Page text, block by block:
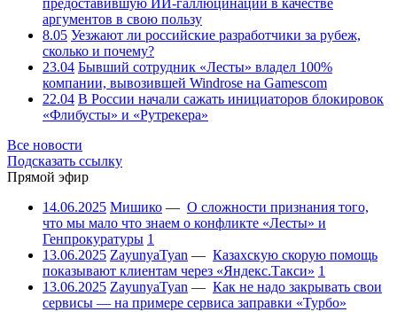
предоставившую ИИ-галлюцинации в качестве
аргументов в свою пользу
8.05 Уезжают ли российские разработчики за рубеж,
сколько и почему?
23.04 Бывший сотрудник «Лесты» владел 100%
компании, вывозившей Windrose на Gamescom
22.04 В России начали сажать инициаторов блокировок
«Флибусты» и «Рутрекера»
Все новости
Подсказать ссылку
Прямой эфир
14.06.2025 Мишико — О сложности признания того,
что мы мало что знаем о конфликте «Лесты» и
Генпрокуратуры 1
13.06.2025 ZayunyaTyan — Казахскую скорую помощь
показывают клиентам через «Яндекс.Такси» 1
13.06.2025 ZayunyaTyan — Как не надо закрывать свои
сервисы — на примере сервиса заправки «Турбо»